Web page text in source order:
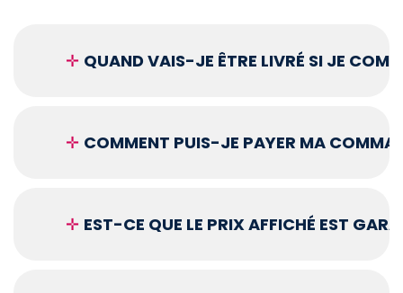
✛ QUAND VAIS-JE ÊTRE LIVRÉ SI JE
✛ COMMENT PUIS-JE PAYER MA
✛ EST-CE QUE LE PRIX AFFICHÉ EST